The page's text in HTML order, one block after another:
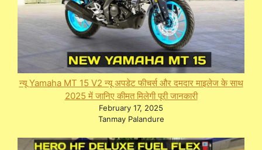
न्यू Yamaha MT 15 V2 न्यू अपडेट फीचर्स और दमदार माइलेज के साथ
2025 में जानिए कीमत मिलेगी पूरी जानकारी
February 17, 2025
Tanmay Palandure